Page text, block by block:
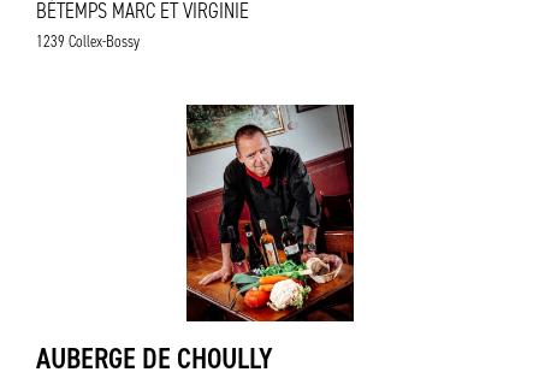
BÉTEMPS MARC ET VIRGINIE
1239 Collex-Bossy
AUBERGE DE CHOULLY